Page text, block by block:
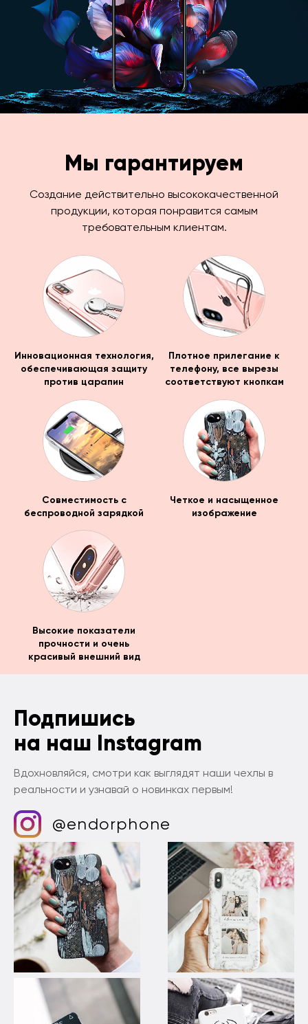
Мы гарантируем
Создание действительно высококачественной
продукции, которая понравится самым
требовательным клиентам.
Инновационная технология,
обеспечивающая защиту
против царапин
Плотное прилегание к
телефону, все вырезы
соответствуют кнопкам
Совместимость с
беспроводной зарядкой
Четкое и насыщенное
изображение
Высокие показатели
прочности и очень
красивый внешний вид
Подпишись
на наш Instagram
Вдохновляйся, смотри как выглядят наши чехлы в
реальности и узнавай о новинках первым!
@endorphone